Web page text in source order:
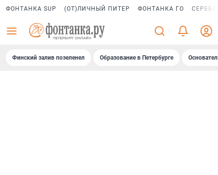
ФОНТАНКА SUP (ОТ)ЛИЧНЫЙ ПИТЕР ФОНТАНКА ГО
Финский залив позеленел Образование в Петербурге